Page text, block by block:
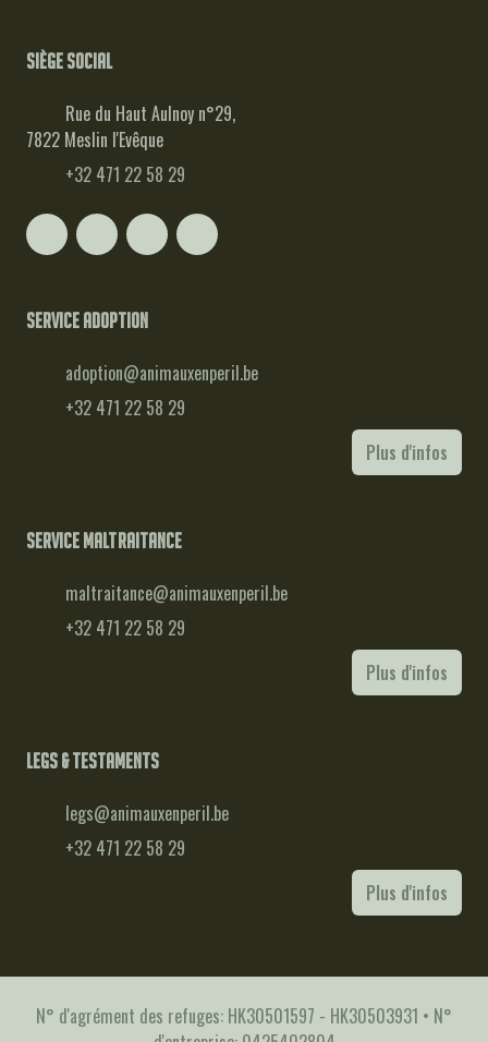
Siège social
Rue du Haut Aulnoy n°29,
7822 Meslin l'Evêque
+32 471 22 58 29
Service adoption
adoption@animauxenperil.be
+32 471 22 58 29
Plus d'infos
Service maltraitance
maltraitance@animauxenperil.be
+32 471 22 58 29
Plus d'infos
Legs & testaments
legs@animauxenperil.be
+32 471 22 58 29
Plus d'infos
N° d'agrément des refuges: HK30501597 - HK30503931 • N°